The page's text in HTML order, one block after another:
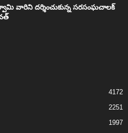
వారిని దర్శించుకున్న సరసంఘచాలక్
4172
2251
1997